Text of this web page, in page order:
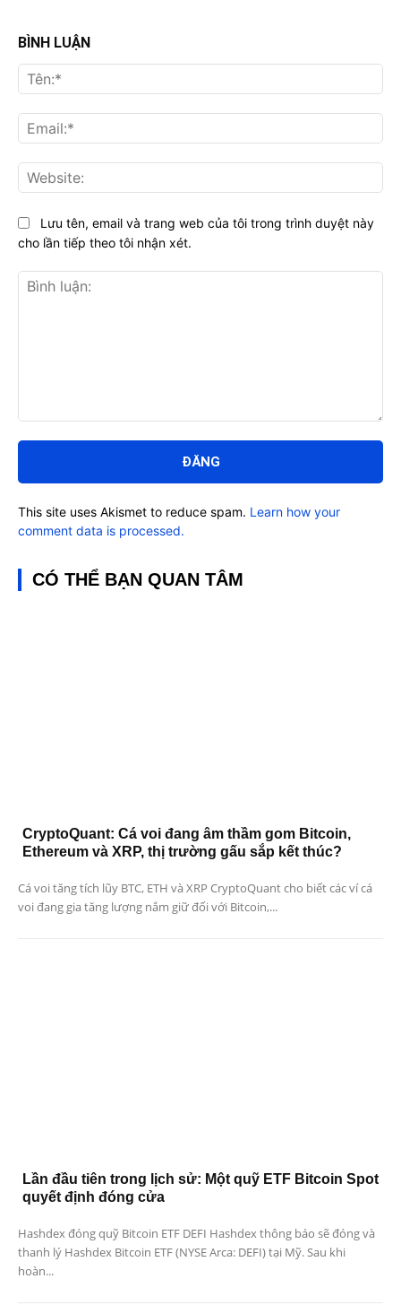
BÌNH LUẬN
Lưu tên, email và trang web của tôi trong trình duyệt này
cho lần tiếp theo tôi nhận xét.
This site uses Akismet to reduce spam. Learn how your
comment data is processed.
CÓ THỂ BẠN QUAN TÂM
CryptoQuant: Cá voi đang âm thầm gom Bitcoin,
Ethereum và XRP, thị trường gấu sắp kết thúc?
Cá voi tăng tích lũy BTC, ETH và XRP CryptoQuant cho biết các ví cá
voi đang gia tăng lượng nắm giữ đối với Bitcoin,...
Lần đầu tiên trong lịch sử: Một quỹ ETF Bitcoin Spot
quyết định đóng cửa
Hashdex đóng quỹ Bitcoin ETF DEFI Hashdex thông báo sẽ đóng và
thanh lý Hashdex Bitcoin ETF (NYSE Arca: DEFI) tại Mỹ. Sau khi
hoàn...